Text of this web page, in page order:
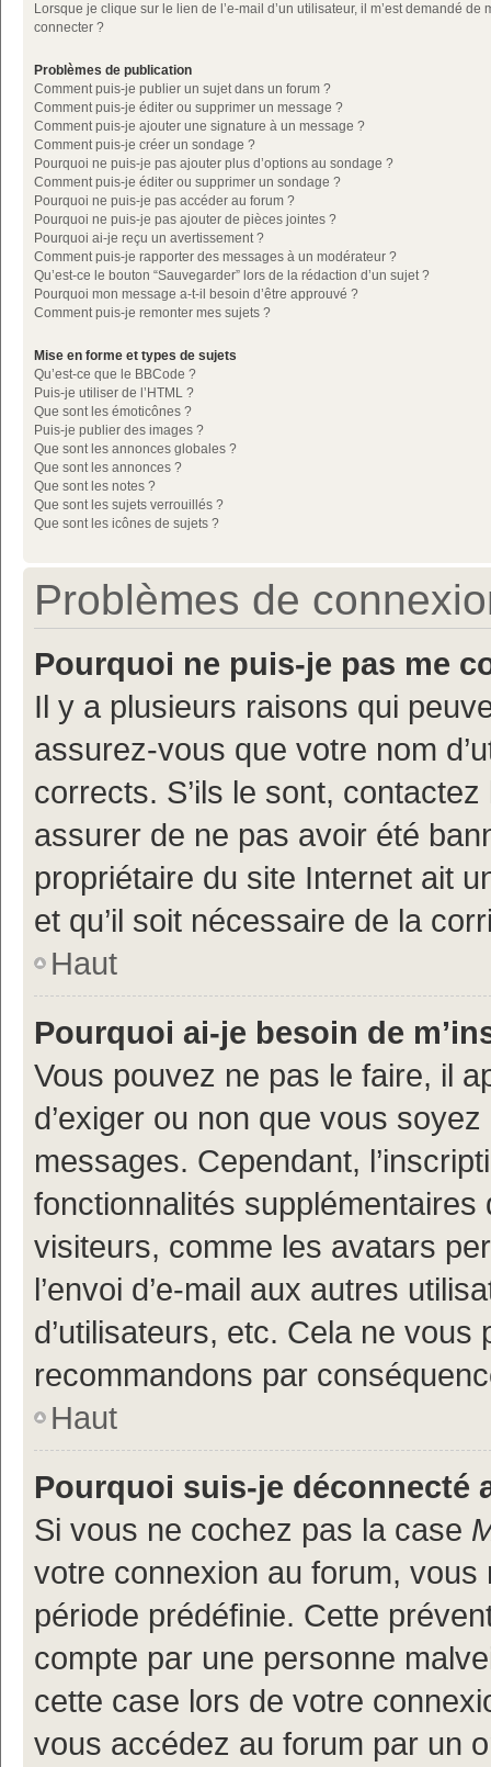
Lorsque je clique sur le lien de l’e-mail d’un utilisateur, il m’est demandé de
connecter ?
Problèmes de publication
Comment puis-je publier un sujet dans un forum ?
Comment puis-je éditer ou supprimer un message ?
Comment puis-je ajouter une signature à un message ?
Comment puis-je créer un sondage ?
Pourquoi ne puis-je pas ajouter plus d’options au sondage ?
Comment puis-je éditer ou supprimer un sondage ?
Pourquoi ne puis-je pas accéder au forum ?
Pourquoi ne puis-je pas ajouter de pièces jointes ?
Pourquoi ai-je reçu un avertissement ?
Comment puis-je rapporter des messages à un modérateur ?
Qu’est-ce le bouton “Sauvegarder” lors de la rédaction d’un sujet ?
Pourquoi mon message a-t-il besoin d’être approuvé ?
Comment puis-je remonter mes sujets ?
Mise en forme et types de sujets
Qu’est-ce que le BBCode ?
Puis-je utiliser de l’HTML ?
Que sont les émoticônes ?
Puis-je publier des images ?
Que sont les annonces globales ?
Que sont les annonces ?
Que sont les notes ?
Que sont les sujets verrouillés ?
Que sont les icônes de sujets ?
Problèmes de
Pourquoi ne puis-je pas me
Il y a plusieurs raisons qui
assurez-vous que votre nom
corrects. S’ils le sont,
assurer de ne pas avoir été
propriétaire du site Internet ait
et qu’il soit nécessaire de la
Haut
Pourquoi ai-je besoin de
Vous pouvez ne pas le faire, il
d’exiger ou non que vous
messages. Cependant,
fonctionnalités
visiteurs, comme les avatars
l’envoi d’e-mail aux autres
d’utilisateurs, etc. Cela ne
recommandons par
Haut
Pourquoi suis-je déconnecté
Si vous ne cochez pas la case
votre connexion au forum,
période prédéfinie. Cette
compte par une personne
cette case lors de votre
vous accédez au forum par un